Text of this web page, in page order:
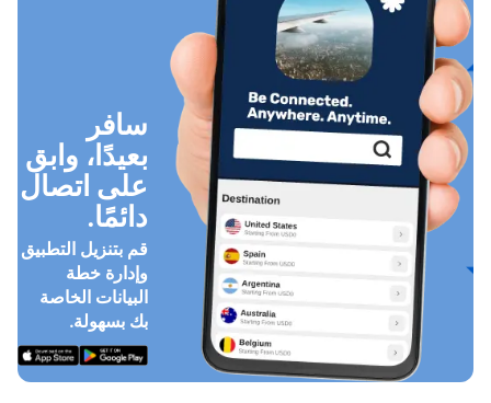
سافر
بعيدًا، وابق
على اتصال
دائمًا.
قم بتنزيل التطبيق
وإدارة خطة
البيانات الخاصة
بك بسهولة.